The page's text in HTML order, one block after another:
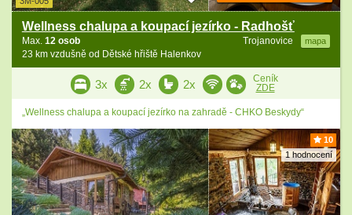
Wellness chalupa a koupací jezírko - Radhošť
Trojanovice mapa
Max. 12 osob
23 km vzdušně od Dětské hřiště Halenkov
3x 2x 2x
Ceník
ZDE
„Wellness chalupa a koupací jezírko na zahradě - CHKO Beskydy“
10
1 hodnocení